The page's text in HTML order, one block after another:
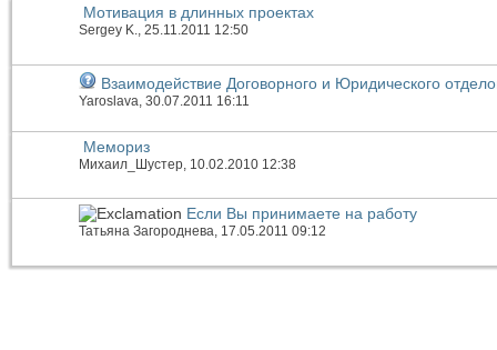
Мотивация в длинных проектах
Sergey K., 25.11.2011 12:50
Взаимодействие Договорного и Юридического
Yaroslava , 30.07.2011 16:11
Мемориз
Михаил_Шустер, 10.02.2010 12:38
Если Вы принимаете на работу
Татьяна Загороднева, 17.05.2011 09:12